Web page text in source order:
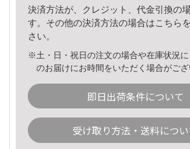
決済方法が、クレジット、代金引換の
す。その他の決済方法の場合はこちら
さい。
※土・日・祝日の注文の場合や在庫状況
のお届けにお時間をいただく場合がござ
即日出荷条件について
受け取り方法・送料につ